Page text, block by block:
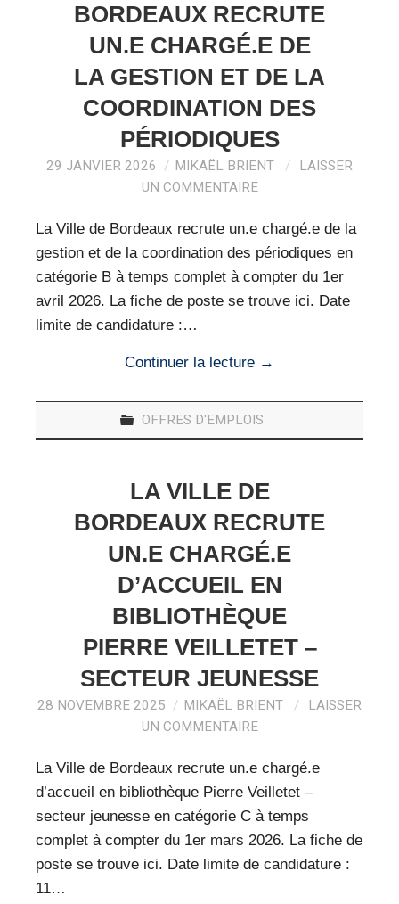
BORDEAUX RECRUTE
UN.E CHARGÉ.E DE
LA GESTION ET DE LA
COORDINATION DES
PÉRIODIQUES
29 JANVIER 2026 MIKAËL BRIENT
LAISSER
UN COMMENTAIRE
La Ville de Bordeaux recrute un.e chargé.e de la
gestion et de la coordination des périodiques en
catégorie B à temps complet à compter du 1er
avril 2026. La fiche de poste se trouve ici. Date
limite de candidature :…
Continuer la lecture →
OFFRES D'EMPLOIS
LA VILLE DE
BORDEAUX RECRUTE
UN.E CHARGÉ.E
D’ACCUEIL EN
BIBLIOTHÈQUE
PIERRE VEILLETET –
SECTEUR JEUNESSE
28 NOVEMBRE 2025 MIKAËL BRIENT
LAISSER
UN COMMENTAIRE
La Ville de Bordeaux recrute un.e chargé.e
d’accueil en bibliothèque Pierre Veilletet –
secteur jeunesse en catégorie C à temps
complet à compter du 1er mars 2026. La fiche de
poste se trouve ici. Date limite de candidature :
11…